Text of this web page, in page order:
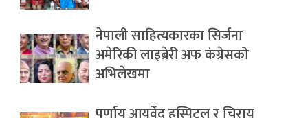
नेपाली साहित्यकारका सिर्जना
अमेरिकी लाइब्रेरी अफ कंग्रेसको
अभिलेखमा